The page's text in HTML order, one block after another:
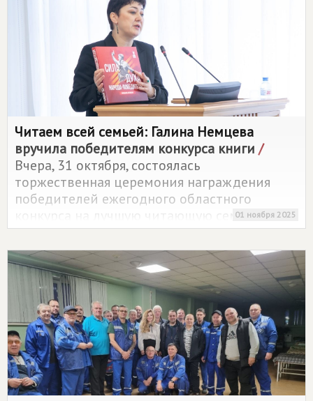
Читаем всей семьей: Галина Немцева
вручила победителям конкурса книги /
Вчера, 31 октября, состоялась
торжественная церемония награждения
победителей ежегодного областного
конкурса на лучшую читающую семью
"Читаем всей семьёй". С приветственным
словом к участникам и гостям мероприятия
обратилась депутат Законодательной Думы
Томской области Галина Немцева,
входившая в состав конкурсной комиссии.
01 ноября 2025